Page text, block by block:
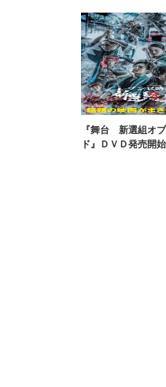
『舞台 新選組オ
ド』ＤＶＤ発売開